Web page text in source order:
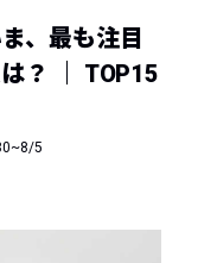
、最も注目
？ ｜ TOP15
5